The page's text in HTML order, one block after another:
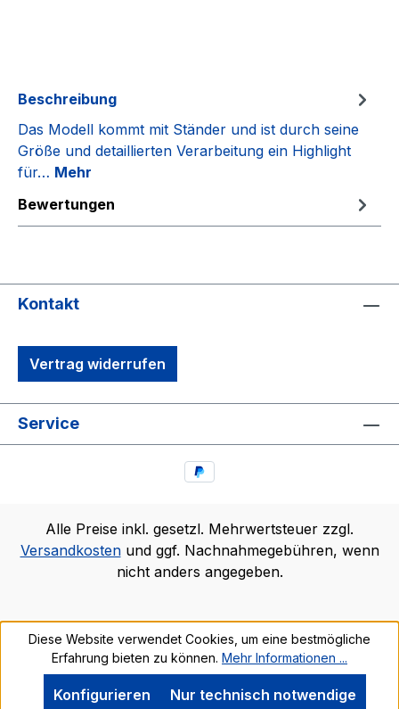
Beschreibung
Das Modell kommt mit Ständer und ist durch seine
Größe und detaillierten Verarbeitung ein Highlight
für… Mehr
Bewertungen
Kontakt
Vertrag widerrufen
Service
Alle Preise inkl. gesetzl. Mehrwertsteuer zzgl.
Versandkostenund ggf. Nachnahmegebühren, wenn
nicht anders angegeben.
Diese Website verwendet Cookies, um eine bestmögliche
Erfahrung bieten zu können. Mehr Informationen ...
Nur technisch notwendige
Konfigurieren